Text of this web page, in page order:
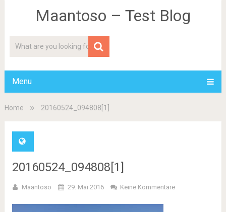
Maantoso – Test Blog
Menu
Home 20160524_094808[1]
20160524_094808[1]
Maantoso 29. Mai 2016 Keine Kommentare